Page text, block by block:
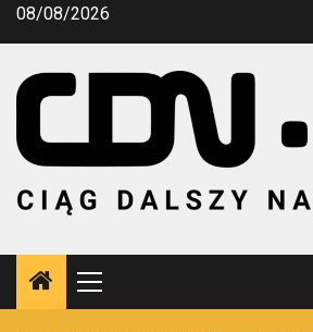
Przejdź
08/08/2026
Menu
główne